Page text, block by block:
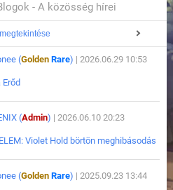
- A közösség hírei
(Golden Rare) | 2026.06.29 10:53
Erőd
(Admin) | 2026.06.10 20:23
Violet Hold börtön meghibásodás
(Golden Rare) | 2025.09.23 13:44